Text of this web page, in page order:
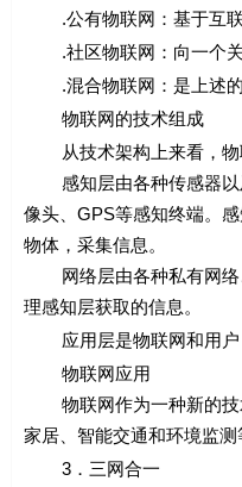
.公有物联网：基于互联
.社区物联网：向一个关
.混合物联网：是上述的
物联网的技术组成
从技术架构上来看，物
感知层由各种传感器以及
像头、GPS等感知终端。
物体，采集信息。
网络层由各种私有网络
理感知层获取的信息。
应用层是物联网和用户
物联网应用
物联网作为一种新的技
家居、智能交通和环境监测
3．三网合一